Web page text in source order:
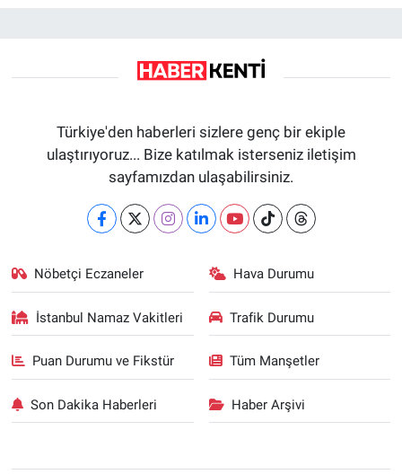
Türkiye'den haberleri sizlere genç bir ekiple
ulaştırıyoruz... Bize katılmak isterseniz iletişim
sayfamızdan ulaşabilirsiniz.
Nöbetçi Eczaneler Hava Durumu
İstanbul Namaz Vakitleri Trafik Durumu
Puan Durumu ve Fikstür Tüm Manşetler
Son Dakika Haberleri Haber Arşivi